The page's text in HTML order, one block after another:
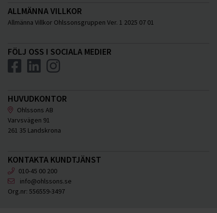
ALLMÄNNA VILLKOR
Allmänna Villkor Ohlssonsgruppen Ver. 1 2025 07 01
FÖLJ OSS I SOCIALA MEDIER
HUVUDKONTOR
Ohlssons AB
Varvsvägen 91
261 35 Landskrona
KONTAKTA KUNDTJÄNST
010-45 00 200
info@ohlssons.se
Org.nr: 556559-3497